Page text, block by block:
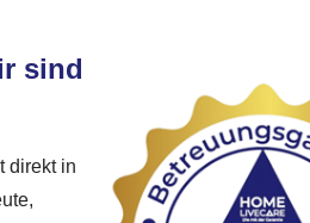
sind
direkt in